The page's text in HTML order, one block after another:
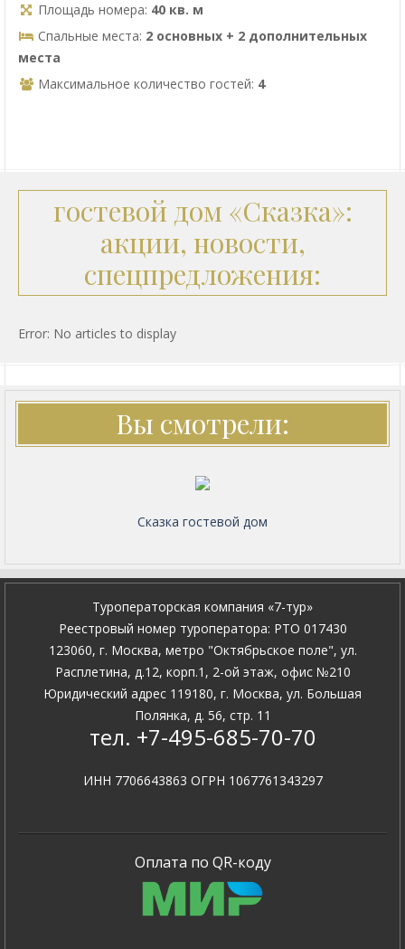
Площадь номера: 40 кв. м
Спальные места: 2 основных + 2 дополнительных
места
Максимальное количество гостей: 4
гостевой дом «Сказка»:
акции, новости,
спецпредложения:
Error: No articles to display
Вы смотрели:
Сказка гостевой дом
Туроператорская компания «7-тур»
Pеестровый номер туроператора: PTO 017430
123060, г. Москва, метро "Октябрьское поле", ул.
Расплетина, д.12, корп.1, 2-ой этаж, офис №210
Юридический адрес 119180, г. Москва, ул. Большая
Полянка, д. 56, стр. 11
тел. +7-495-685-70-70
ИНН 7706643863 ОГРН 1067761343297
Оплата по QR-коду